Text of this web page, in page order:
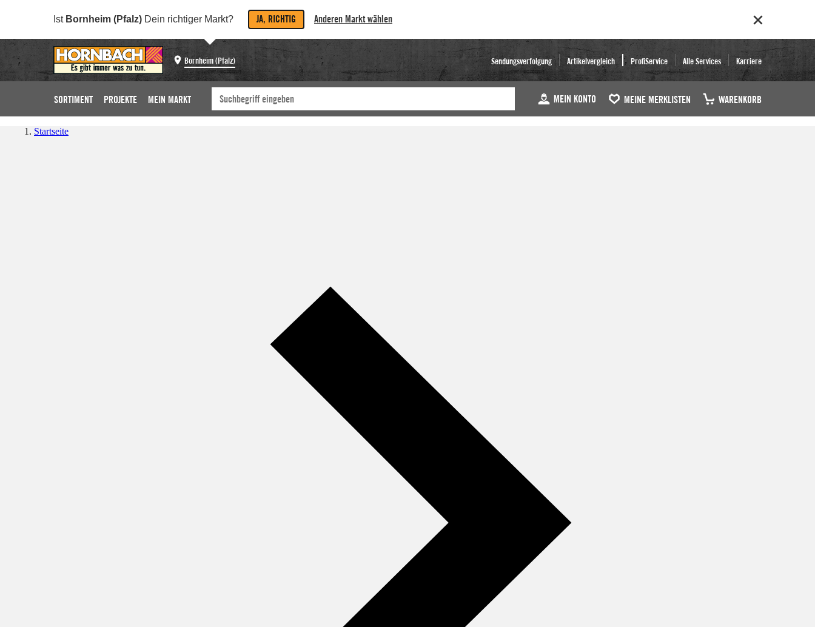
Ist Bornheim (Pfalz) Dein richtiger Markt? JA, RICHTIG Anderen Markt wählen
Bornheim (Pfalz) Sendungsverfolgung Artikelvergleich ProfiService Alle Services Karriere
SORTIMENT PROJEKTE MEIN MARKT MEIN KONTO MEINE MERKLISTEN WARENKORB
Startseite